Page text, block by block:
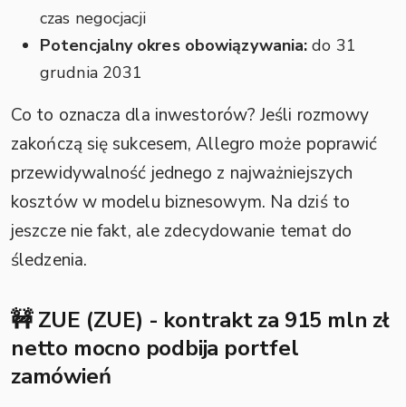
czas negocjacji
Potencjalny okres obowiązywania: do 31
grudnia 2031
Co to oznacza dla inwestorów? Jeśli rozmowy
zakończą się sukcesem, Allegro może poprawić
przewidywalność jednego z najważniejszych
kosztów w modelu biznesowym. Na dziś to
jeszcze nie fakt, ale zdecydowanie temat do
śledzenia.
🚧 ZUE (ZUE) - kontrakt za 915 mln zł
netto mocno podbija portfel
zamówień